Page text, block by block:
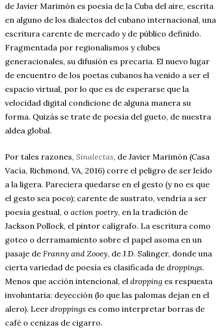
de Javier Marimón es poesía de la Cuba del aire, escrita
en alguno de los dialectos del cubano internacional, una
escritura carente de mercado y de público definido.
Fragmentada por regionalismos y clubes
generacionales, su difusión es precaria. El nuevo lugar
de encuentro de los poetas cubanos ha venido a ser el
espacio virtual, por lo que es de esperarse que la
velocidad digital condicione de alguna manera su
forma. Quizás se trate de poesía del gueto, de nuestra
aldea global.
Por tales razones, Sinalectas, de Javier Marimón (Casa
Vacía, Richmond, VA, 2016) corre el peligro de ser leído
a la ligera. Pareciera quedarse en el gesto (y no es que
el gesto sea poco); carente de sustrato, vendría a ser
poesía gestual, o action poetry, en la tradición de
Jackson Pollock, el pintor calígrafo. La escritura como
goteo o derramamiento sobre el papel asoma en un
pasaje de Franny and Zooey, de J.D. Salinger, donde una
cierta variedad de poesía es clasificada de droppings.
Menos que acción intencional, el dropping es respuesta
involuntaria: deyección (lo que las palomas dejan en el
alero). Leer droppings es como interpretar borras de
café o cenizas de cigarro.